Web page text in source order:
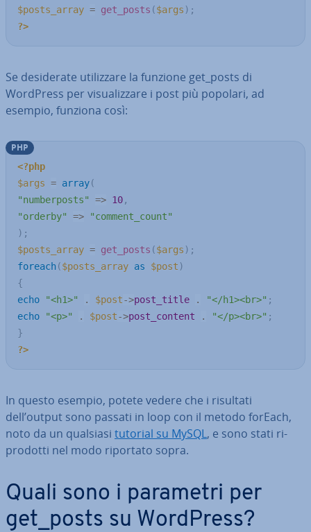
$posts_array = get_posts ($args ) ;
?>
Se de­si­de­ra­te uti­liz­za­re la funzione get_posts di
WordPress per vi­sua­liz­za­re i post più popolari, ad
esempio, funziona così:
<?php
$args = array(
"numberposts"
=> 10,
"orderby"
=>
"comment_count"
) ;
$posts_array = get_posts ($args ) ;
foreach($posts_array as $post )
{
echo
"<h1>" . $post->post_title . "</h1><br>" ;
echo
"<p>" . $post->post_content . "</p><br>" ;
}
?>
PHP
In questo esempio, potete vedere che i risultati
dell’output sono passati in loop con il metodo forEach,
noto da un qualsiasi tutorial su MySQL, e sono stati ri­
pro­dot­ti nel modo riportato sopra.
Quali sono i parametri per
get_posts su WordPress?